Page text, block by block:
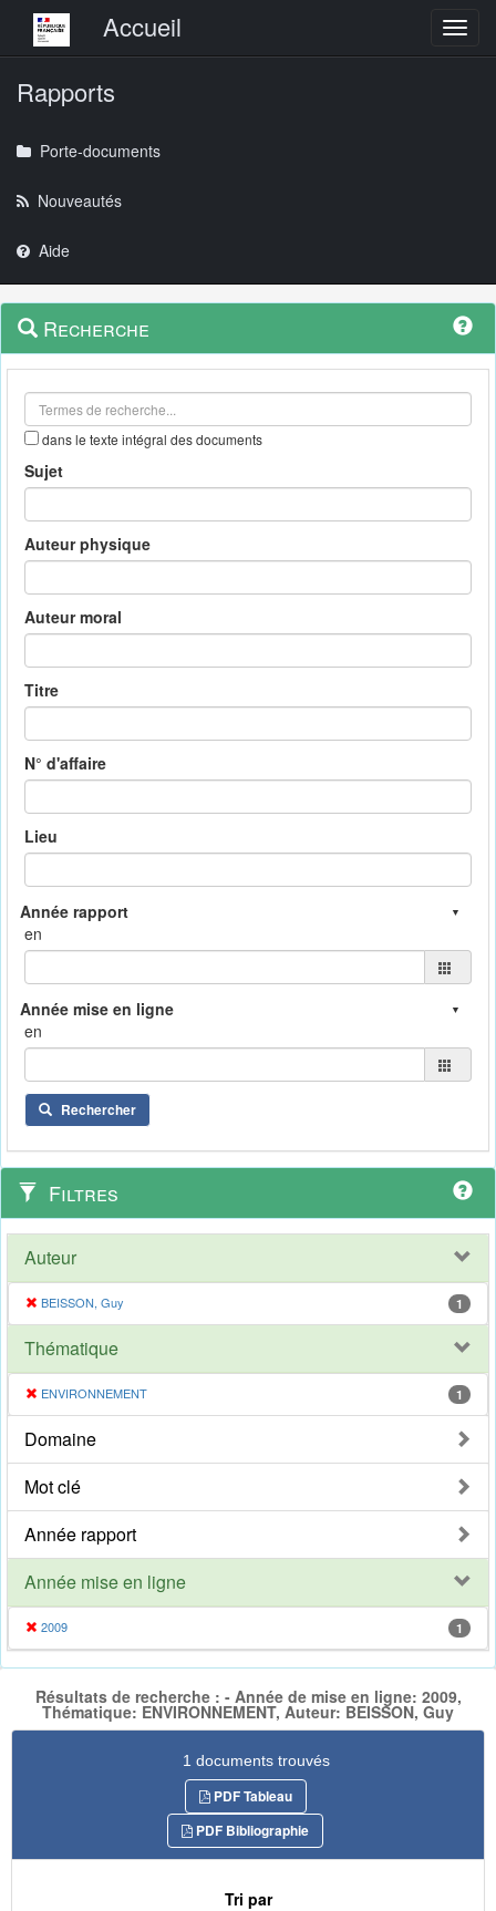
Menu principalAccueil
Rapports
Porte-documents
Nouveautés
Aide
Navigation
outils
Menu
contextuel
Recherche
dans le texte intégral des documents
Sujet
Auteur physique
Auteur moral
Titre
N° d'affaire
Lieu
en
en
Rechercher
Filtres
Auteur
BEISSON, Guy 1
Thématique
ENVIRONNEMENT 1
Domaine
Mot clé
Année rapport
Année mise en ligne
2009 1
Résultats de recherche : - Année de mise en ligne: 2009,
Thématique: ENVIRONNEMENT, Auteur: BEISSON, Guy
1 documents trouvés
PDF Tableau
PDF Bibliographie
Tri par